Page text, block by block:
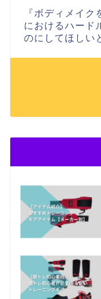
『ボディメイ
におけるハード
のにしてほしい